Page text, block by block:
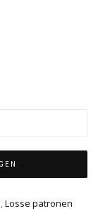
,Losse patronen